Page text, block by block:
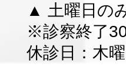
▲ 土曜日の
※診察終了
休診日：木